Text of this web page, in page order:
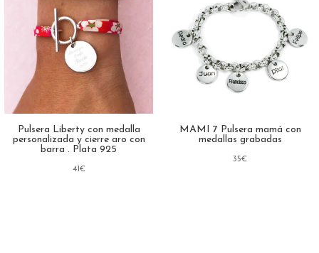
Pulsera Liberty con medalla
personalizada y cierre aro con
barra . Plata 925
41 €
MAMI 7 Pulsera mamá con
medallas grabadas
35€